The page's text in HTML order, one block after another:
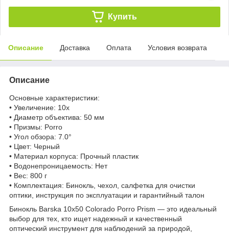
Купить
Описание Доставка Оплата Условия возврата
Описание
Основные характеристики:
• Увеличение: 10x
• Диаметр объектива: 50 мм
• Призмы: Porro
• Угол обзора: 7.0°
• Цвет: Черный
• Материал корпуса: Прочный пластик
• Водонепроницаемость: Нет
• Вес: 800 г
• Комплектация: Бинокль, чехол, салфетка для очистки
оптики, инструкция по эксплуатации и гарантийный талон
Бинокль Barska 10x50 Colorado Porro Prism — это идеальный
выбор для тех, кто ищет надежный и качественный
оптический инструмент для наблюдений за природой,